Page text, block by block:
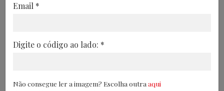
empresas a adotarem canais únicos até
desafiando as estratégias no setor
Email *
Digite o código ao lado: *
Não consegue ler a imagem? Escolha outra aqui